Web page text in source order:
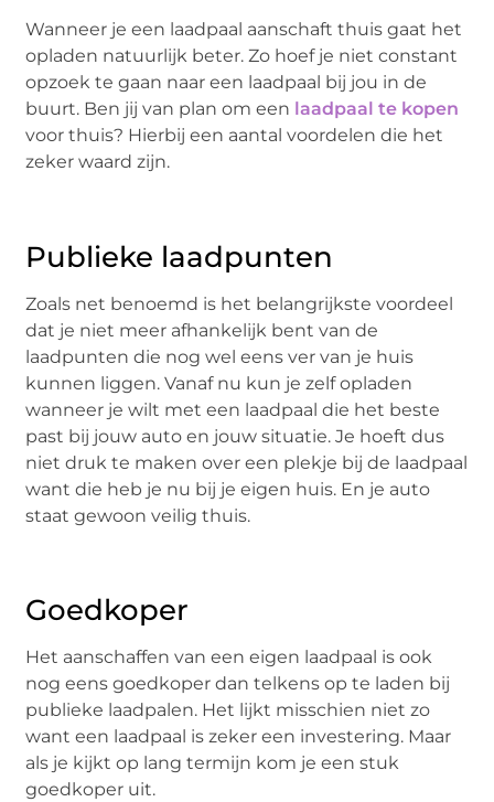
Wanneer je een laadpaal aanschaft thuis gaat het
opladen natuurlijk beter. Zo hoef je niet constant
opzoek te gaan naar een laadpaal bij jou in de
buurt. Ben jij van plan om een laadpaal te kopen
voor thuis? Hierbij een aantal voordelen die het
zeker waard zijn.
Publieke laadpunten
Zoals net benoemd is het belangrijkste voordeel
dat je niet meer afhankelijk bent van de
laadpunten die nog wel eens ver van je huis
kunnen liggen. Vanaf nu kun je zelf opladen
wanneer je wilt met een laadpaal die het beste
past bij jouw auto en jouw situatie. Je hoeft dus
niet druk te maken over een plekje bij de laadpaal
want die heb je nu bij je eigen huis. En je auto
staat gewoon veilig thuis.
Goedkoper
Het aanschaffen van een eigen laadpaal is ook
nog eens goedkoper dan telkens op te laden bij
publieke laadpalen. Het lijkt misschien niet zo
want een laadpaal is zeker een investering. Maar
als je kijkt op lang termijn kom je een stuk
goedkoper uit.